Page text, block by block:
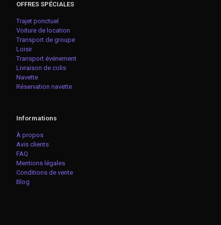
OFFRES SPÉCIALES
Trajet ponctuel
Voiture de location
Transport de groupe
Loisir
Transport événement
Livraison de colis
Navette
Réservation navette
Informations
À propos
Avis clients
FAQ
Mentions légales
Conditions de vente
Blog